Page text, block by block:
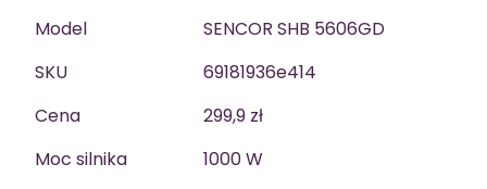
Model
SENCOR SHB 5606GD
SKU
69181936e414
Cena
299,9 zł
Moc silnika
1000 W